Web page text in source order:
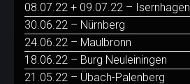
08.07.22 + 09.07.22 – Isernhagen
30.06.22 – Nürnberg
24.06.22 – Maulbronn
18.06.22 – Burg Neuleiningen
21.05.22 – Übach-Palenberg